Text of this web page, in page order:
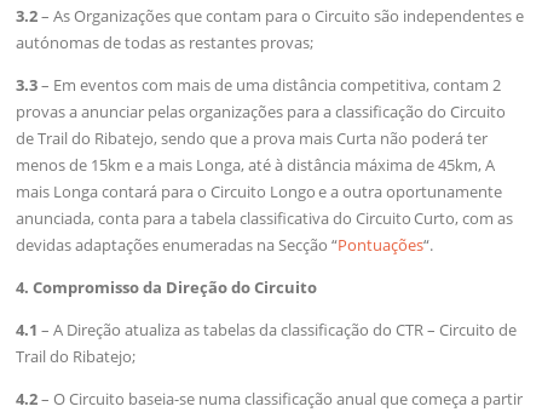
3.2– As Organizações que contam para o Circuito são independentes e
autónomas de todas as restantes provas;
3.3– Em eventos com mais de uma distância competitiva, contam 2
provas a anunciar pelas organizações para a classificação do Circuito
de Trail do Ribatejo, sendo que a prova mais Curta não poderá ter
menos de 15km e a mais Longa, até à distância máxima de 45km, A
mais Longa contará para o Circuito Longo e a outra oportunamente
anunciada, conta para a tabela classificativa do Circuito Curto, com as
devidas adaptações enumeradas na Secção “Pontuações“.
4. Compromisso da Direção do Circuito
4.1 – A Direção atualiza as tabelas da classificação do CTR – Circuito de
Trail do Ribatejo;
4.2– O Circuito baseia-se numa classificação anual que começa a partir